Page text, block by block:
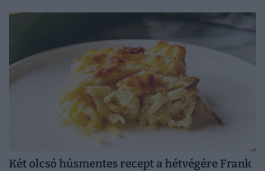
Két olcsó húsmentes recept a hétvégére Frank